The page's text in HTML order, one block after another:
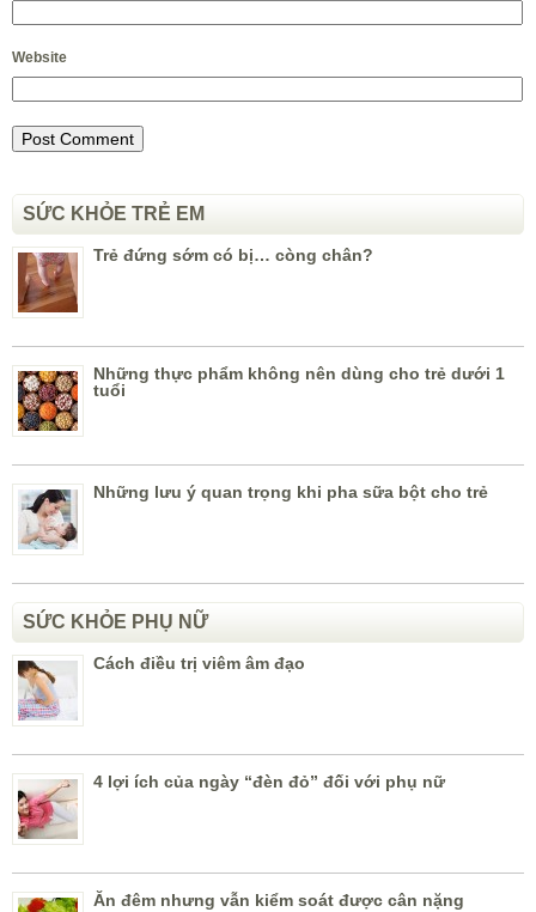
Website
SỨC KHỎE TRẺ EM
Trẻ đứng sớm có bị… còng chân?
Những thực phẩm không nên dùng cho trẻ dưới 1
tuổi
Những lưu ý quan trọng khi pha sữa bột cho trẻ
SỨC KHỎE PHỤ NỮ
Cách điều trị viêm âm đạo
4 lợi ích của ngày “đèn đỏ” đối với phụ nữ
Ăn đêm nhưng vẫn kiểm soát được cân nặng